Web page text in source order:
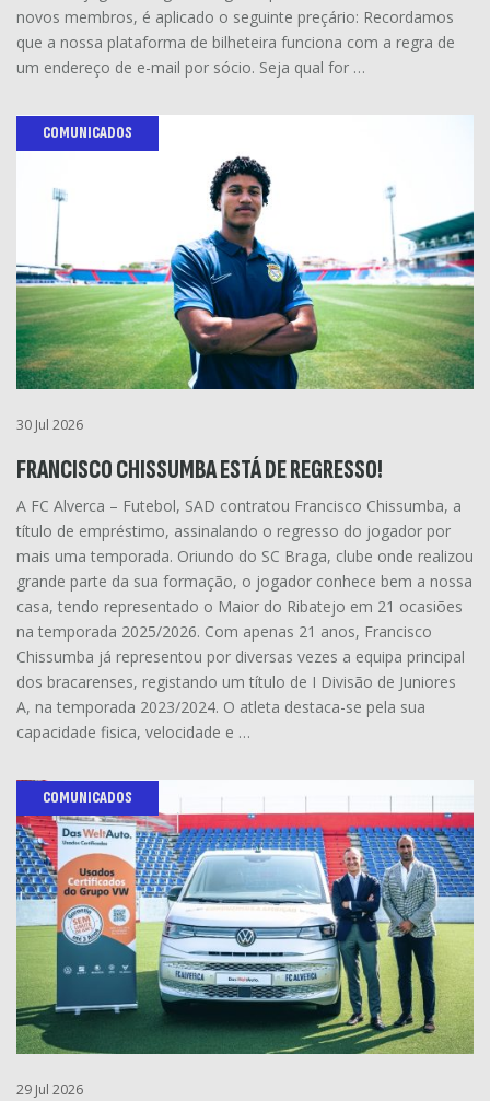
novos membros, é aplicado o seguinte preçário: Recordamos
que a nossa plataforma de bilheteira funciona com a regra de
um endereço de e-mail por sócio. Seja qual for …
COMUNICADOS
30 Jul 2026
FRANCISCO CHISSUMBA ESTÁ DE REGRESSO!
A FC Alverca – Futebol, SAD contratou Francisco Chissumba, a
título de empréstimo, assinalando o regresso do jogador por
mais uma temporada. Oriundo do SC Braga, clube onde realizou
grande parte da sua formação, o jogador conhece bem a nossa
casa, tendo representado o Maior do Ribatejo em 21 ocasiões
na temporada 2025/2026. Com apenas 21 anos, Francisco
Chissumba já representou por diversas vezes a equipa principal
dos bracarenses, registando um título de I Divisão de Juniores
A, na temporada 2023/2024. O atleta destaca-se pela sua
capacidade fisica, velocidade e …
COMUNICADOS
29 Jul 2026